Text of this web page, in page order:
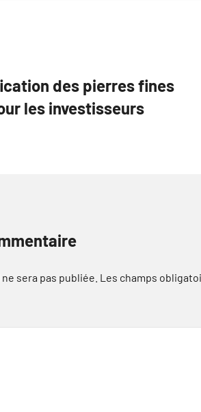
des pierres fines
les investisseurs
sera pas publiée. Les champs